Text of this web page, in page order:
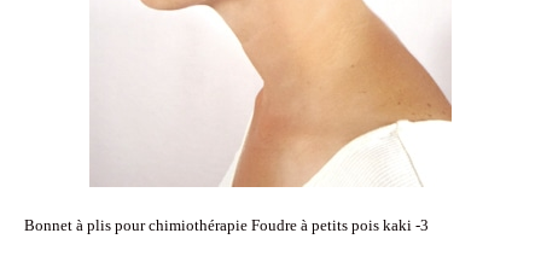
Bonnet à plis pour chimiothérapie Foudre à petits pois kaki -3